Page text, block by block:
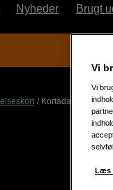
Nyheder Brugt
Kortadaptere
Vi
Vi
Læs